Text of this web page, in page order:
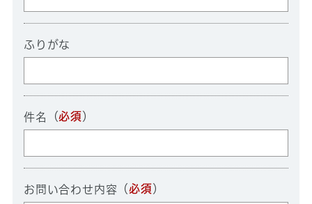
ふりがな
件名 （必須 ）
お問い合わせ内容 （必須 ）